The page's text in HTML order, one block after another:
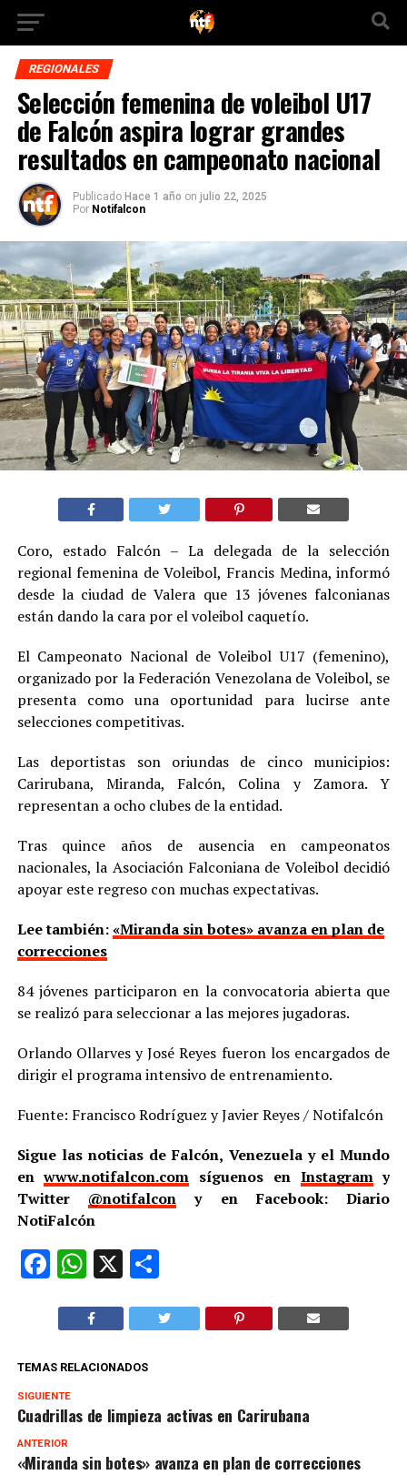
REGIONALES
Selección femenina de voleibol U17
de Falcón aspira lograr grandes
resultados en campeonato nacional
Publicado Hace 1 año on julio 22, 2025
Por Notifalcon
Coro, estado Falcón – La delegada de la selección
regional femenina de Voleibol, Francis Medina, informó
desde la ciudad de Valera que 13 jóvenes falconianas
están dando la cara por el voleibol caquetío.
El Campeonato Nacional de Voleibol U17 (femenino),
organizado por la Federación Venezolana de Voleibol, se
presenta como una oportunidad para lucirse ante
selecciones competitivas.
Las deportistas son oriundas de cinco municipios:
Carirubana, Miranda, Falcón, Colina y Zamora. Y
representan a ocho clubes de la entidad.
Tras quince años de ausencia en campeonatos
nacionales, la Asociación Falconiana de Voleibol decidió
apoyar este regreso con muchas expectativas.
Lee también:«Miranda sin botes» avanza en plan de
correcciones
84 jóvenes participaron en la convocatoria abierta que
se realizó para seleccionar a las mejores jugadoras.
Orlando Ollarves y José Reyes fueron los encargados de
dirigir el programa intensivo de entrenamiento.
Fuente: Francisco Rodríguez y Javier Reyes / Notifalcón
Sigue las noticias de Falcón, Venezuela y el Mundo
enwww.notifalcon.com síguenos en Instagramy
Twitter @notifalcon y en Facebook: Diario
NotiFalcón
Facebook
WhatsApp
X Compartir
TEMAS RELACIONADOS
SIGUIENTE
Cuadrillas de limpieza activas en Carirubana
ANTERIOR
«Miranda sin botes» avanza en plan de correcciones